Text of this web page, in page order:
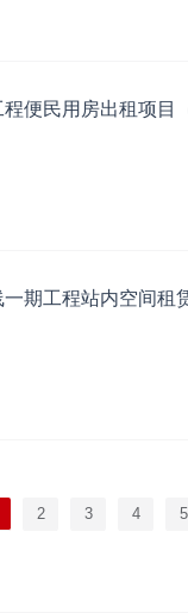
便民用房出租项目
期工程站内空间租
2 3 4 5